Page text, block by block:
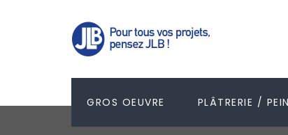
GROS OEUVRE PLÂTRERIE /